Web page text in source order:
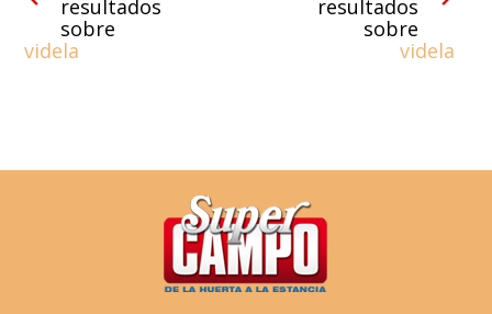
resultados
sobre
videla
resultados
sobre
videla